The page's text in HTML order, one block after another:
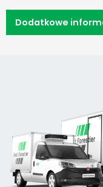
Dodatkowe